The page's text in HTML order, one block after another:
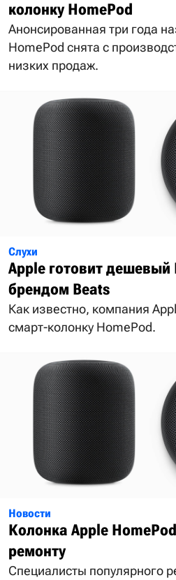
колонку HomePod
Анонсированная три года
HomePod снята с
низких продаж.
Слухи
Apple готовит дешевый
брендом Beats
Как известно, компания
смарт-колонку HomePod.
Новости
Колонка Apple
ремонту
Специалисты популярного